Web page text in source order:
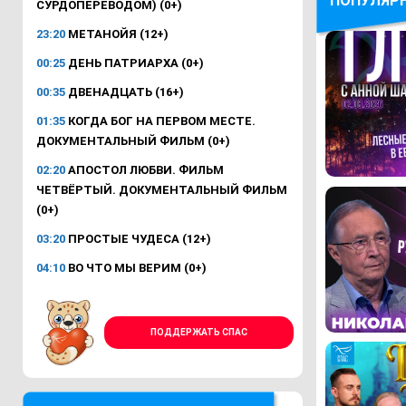
СУРДОПЕРЕВОДОМ) (0+)
23:20 МЕТАНОЙЯ (12+)
00:25 ДЕНЬ ПАТРИАРХА (0+)
00:35 ДВЕНАДЦАТЬ (16+)
01:35 КОГДА БОГ НА ПЕРВОМ МЕСТЕ.
ДОКУМЕНТАЛЬНЫЙ ФИЛЬМ (0+)
02:20 АПОСТОЛ ЛЮБВИ. ФИЛЬМ
ЧЕТВЁРТЫЙ. ДОКУМЕНТАЛЬНЫЙ ФИЛЬМ
(0+)
03:20 ПРОСТЫЕ ЧУДЕСА (12+)
04:10 ВО ЧТО МЫ ВЕРИМ (0+)
ПОДДЕРЖАТЬ СПАС